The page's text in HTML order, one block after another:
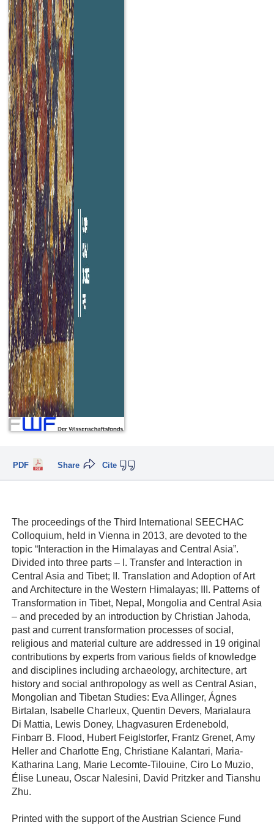
PDF Cite
Share
The proceedings of the Third International SEECHAC
Colloquium, held in Vienna in 2013, are devoted to the
topic “Interaction in the Himalayas and Central Asia”.
Divided into three parts – I. Transfer and Interaction in
Central Asia and Tibet; II. Translation and Adoption of Art
and Architecture in the Western Himalayas; III. Patterns of
Transformation in Tibet, Nepal, Mongolia and Central Asia
– and preceded by an introduction by Christian Jahoda,
past and current transformation processes of social,
religious and material culture are addressed in 19 original
contributions by experts from various fields of knowledge
and disciplines including archaeology, architecture, art
history and social anthropology as well as Central Asian,
Mongolian and Tibetan Studies: Eva Allinger, Ágnes
Birtalan, Isabelle Charleux, Quentin Devers, Marialaura
Di Mattia, Lewis Doney, Lhagvasuren Erdenebold,
Finbarr B. Flood, Hubert Feiglstorfer, Frantz Grenet, Amy
Heller and Charlotte Eng, Christiane Kalantari, Maria-
Katharina Lang, Marie Lecomte-Tilouine, Ciro Lo Muzio,
Élise Luneau, Oscar Nalesini, David Pritzker and Tianshu
Zhu.
Printed with the support of the Austrian Science Fund